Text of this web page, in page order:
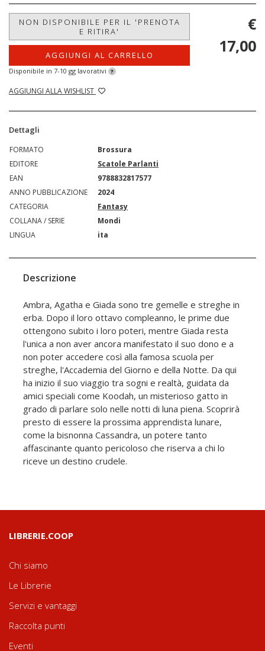
NON DISPONIBILE PER IL 'PRENOTA
E RITIRA'
AGGIUNGI AL CARRELLO
Disponibile in 7-10 gg lavorativi ?
AGGIUNGI ALLA WISHLIST
€
17,00
Dettagli
FORMATO
Brossura
EDITORE
Scatole Parlanti
EAN
9788832817577
ANNO PUBBLICAZIONE
2024
CATEGORIA
Fantasy
COLLANA / SERIE
Mondi
LINGUA
ita
Descrizione
Ambra, Agatha e Giada sono tre gemelle e streghe in
erba. Dopo il loro ottavo compleanno, le prime due
ottengono subito i loro poteri, mentre Giada resta
l'unica a non aver ancora manifestato il suo dono e a
non poter accedere così alla famosa scuola per
streghe, l'Accademia del Giorno e della Notte. Da qui
ha inizio il suo viaggio tra sogni e realtà, guidata da
amici speciali come Koodah, un misterioso gatto in
grado di parlare solo nelle notti di luna piena. Scoprirà
presto di essere la prossima apprendista lunare,
come la bisnonna Cassandra, un potere tanto
affascinante quanto pericoloso che riserva a chi lo
riceve un destino crudele.
LIBRERIE.COOP
Chi siamo
Le Librerie
Servizi e vantaggi
Raccolta punti
Eventi